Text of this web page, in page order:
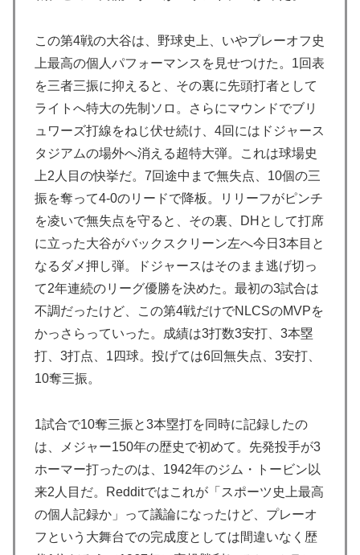
この第4戦の大谷は、野球史上、いやプレーオフ史
上最高の個人パフォーマンスを見せつけた。1回表
を三者三振に抑えると、その裏に先頭打者として
ライトへ特大の先制ソロ。さらにマウンドでブリ
ュワーズ打線をねじ伏せ続け、4回にはドジャース
タジアムの場外へ消える超特大弾。これは球場史
上2人目の快挙だ。7回途中まで無失点、10個の三
振を奪って4-0のリードで降板。リリーフがピンチ
を凌いで無失点を守ると、その裏、DHとして打席
に立った大谷がバックスクリーン左へ今日3本目と
なるダメ押し弾。ドジャースはそのまま逃げ切っ
て2年連続のリーグ優勝を決めた。最初の3試合は
不調だったけど、この第4戦だけでNLCSのMVPを
かっさらっていった。成績は3打数3安打、3本塁
打、3打点、1四球。投げては6回無失点、3安打、
10奪三振。
1試合で10奪三振と3本塁打を同時に記録したの
は、メジャー150年の歴史で初めて。先発投手が3
ホーマー打ったのは、1942年のジム・トービン以
来2人目だ。Redditではこれが「スポーツ史上最高
の個人記録か」って議論になったけど、プレーオ
フという大舞台での完成度としては間違いなく歴